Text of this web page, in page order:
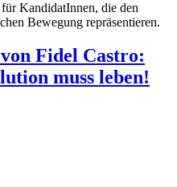
KandidatInnen, die den
Bewegung repräsentieren.
Fidel Castro:
muss leben!